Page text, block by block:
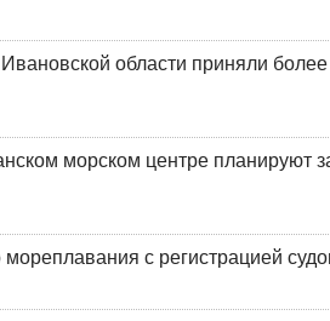
области приняли
морском центре планируют
мореплавания с регистрацией